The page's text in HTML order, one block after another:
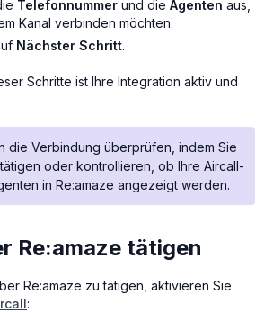
Telefonnummer und die Agenten aus,
Kanal verbinden möchten.
Nächster Schritt.
Schritte ist Ihre Integration aktiv und
die Verbindung überprüfen, indem Sie
oder kontrollieren, ob Ihre Aircall-
in Re:amaze angezeigt werden.
Re:amaze tätigen
Re:amaze zu tätigen, aktivieren Sie
: